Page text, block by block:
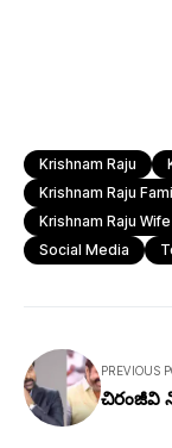
Krishnam Raju
Krishnam Raju
Krishnam Raju Wife
Social Media
PREVIOUS
చిరంజీవి